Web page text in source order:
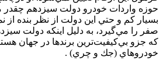
حوزه واردات خودرو دولت سيزدهم
بسيار كم و حتي اين دولت از نظر بنده از
صفر را مي‌گيرد، به دليل اينكه دولت
كه جزو بي‌كيفيت‌ترين برندها در جهان
خودروهاي (جك و چري) .